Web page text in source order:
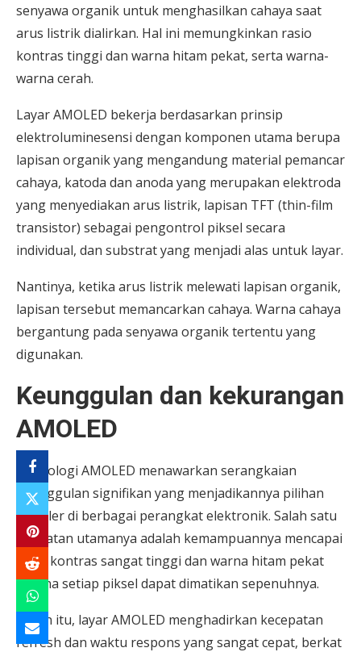
senyawa organik untuk menghasilkan cahaya saat
arus listrik dialirkan. Hal ini memungkinkan rasio
kontras tinggi dan warna hitam pekat, serta warna-
warna cerah.
Layar AMOLED bekerja berdasarkan prinsip
elektroluminesensi dengan komponen utama berupa
lapisan organik yang mengandung material pemancar
cahaya, katoda dan anoda yang merupakan elektroda
yang menyediakan arus listrik, lapisan TFT (thin-film
transistor) sebagai pengontrol piksel secara
individual, dan substrat yang menjadi alas untuk layar.
Nantinya, ketika arus listrik melewati lapisan organik,
lapisan tersebut memancarkan cahaya. Warna cahaya
bergantung pada senyawa organik tertentu yang
digunakan.
Keunggulan dan kekurangan
AMOLED
Teknologi AMOLED menawarkan serangkaian
keunggulan signifikan yang menjadikannya pilihan
populer di berbagai perangkat elektronik. Salah satu
kekuatan utamanya adalah kemampuannya mencapai
rasio kontras sangat tinggi dan warna hitam pekat
karena setiap piksel dapat dimatikan sepenuhnya.
Selain itu, layar AMOLED menghadirkan kecepatan
refresh dan waktu respons yang sangat cepat, berkat